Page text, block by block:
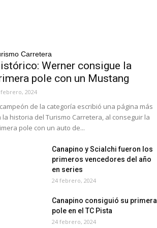
Carretera
Werner consigue la
pole con un Mustang
febrero, 2024
de la categoría escribió una página más
la historia del Turismo Carretera, al conseguir la
pole con un auto de...
Canapino y Scialchi fueron los
primeros vencedores del año
en series
24 febrero, 2024
Canapino consiguió su primera
pole en el TC Pista
24 febrero, 2024